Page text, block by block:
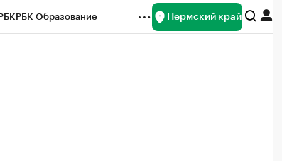
РБК Образование Пермский край